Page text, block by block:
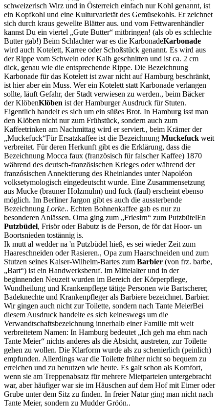
schweizerisch Wirz und in Österreich einfach nur Kohl genannt, ist
ein Kopfkohl und eine Kulturvarietät des Gemüsekohls. Er zeichnet
sich durch kraus gewellte Blätter aus. und vom Fettwarenhändler
kannst Du ein viertel
Gute Butter
mitbringen! (als ob es schlechte
Butter gab!) Beim Schlachter war es die KarbonadeKarbonade
wird auch Kotelett, Karree oder Schoßstück genannt. Es wird aus
der Rippe vom Schwein oder Kalb geschnitten und ist ca. 2 cm
dick, genau wie die entsprechende Rippe. Die Bezeichnung
Karbonade für das Kotelett ist zwar nicht auf Hamburg beschränkt,
ist hier aber ein Muss. Wer ein Kotelett statt Karbonade verlangen
sollte, läuft Gefahr, der Stadt verwiesen zu werden., beim Bäcker
derKlöbenKlöben ist der Hamburger Ausdruck für Stuten.
Eigentlich handelt es sich um ein süßes Brot. In Hamburg isst man
den Klöben nicht nur zum Frühstück, sondern auch zum
Kaffeetrinken am Nachmittag wird er serviert., beim Krämer der
Muckefuck Für Ersatzkaffee ist die Bezeichnung Muckefuck weit
verbreitet. Für deren Herkunft gibt es die Erklärung, dass die
Bezeichnung Mocca faux (französisch für falscher Kaffee) 1870
während des deutsch-französischen Krieges oder während der
franzósischen Annektierung des Rheinlandes unter Napoléon
volksetymologisch eingedeutscht wurde. Eine Zusammensetzung
aus Mucke (brauner Holzmulm) und fuck (faul) erscheint ebenso
möglich. Im Berliner Jargon gibt es auch die aussterbende
Bezeichnung Lorke.. Echten Bohnenkaffee gab es nur zu
besonderen Anlässen. Oma ging zum
Friesirn zum PutzbütelEn
Putzbüdel, Frisör oder Babutz is de Person, de för dat Hoor- un
Boortsnieden tostännig is.
Ik mutt al wedder na 'n Putzbüdel hieß, es sei wieder Zeit zum
Haareschneiden oder Rasieren., Opa zum Haarschneiden und zum
Stutzen seines Kaiser-Wilhelm-Bartes zum Barbier (von frz. barbe,
Bart ) ist ein Handwerksberuf. Im Mittelalter und in der
beginnenden Neuzeit wurden im Bereich der Körperpflege,
Wundheilung und Krankenpflege tätige Personen wie Bartscherer,
Badeknechte und Krankenpfleger als Barbiere bezeichnet. Barbier.
Wir gingen auch nicht zur Toilette, sondern nach Tante MeierBei
diesem Ausdruck handelte es sich keineswegs um die
Verwandtschaftsbezeichnung innerhalb einer Familie mit weit
verbreitetem Namen: In Hamburg bedeutet
Ich geh ma ehm nach
Tante Meier
nichts anderes als die Absicht, austreten, zur Toilette
gehen zu wollen. Die Klarform wurde als zu schenierlich (peinlich)
empfunden. Allerdings war die Toilette früher nicht so bequem zu
erreichen und zu benutzen wie heute. Es galt schon als Komfort,
wenn sie am Treppenabsatz für mehrere Mietparteien untergebracht
war, aber häufiger war sie im Häuschen auf dem Hof mit Eimer oder
Grube unter dem Sitz zu finden. In freier Natur ging man nicht nach
Tante Meier, sondern zu Mudder Gröön..